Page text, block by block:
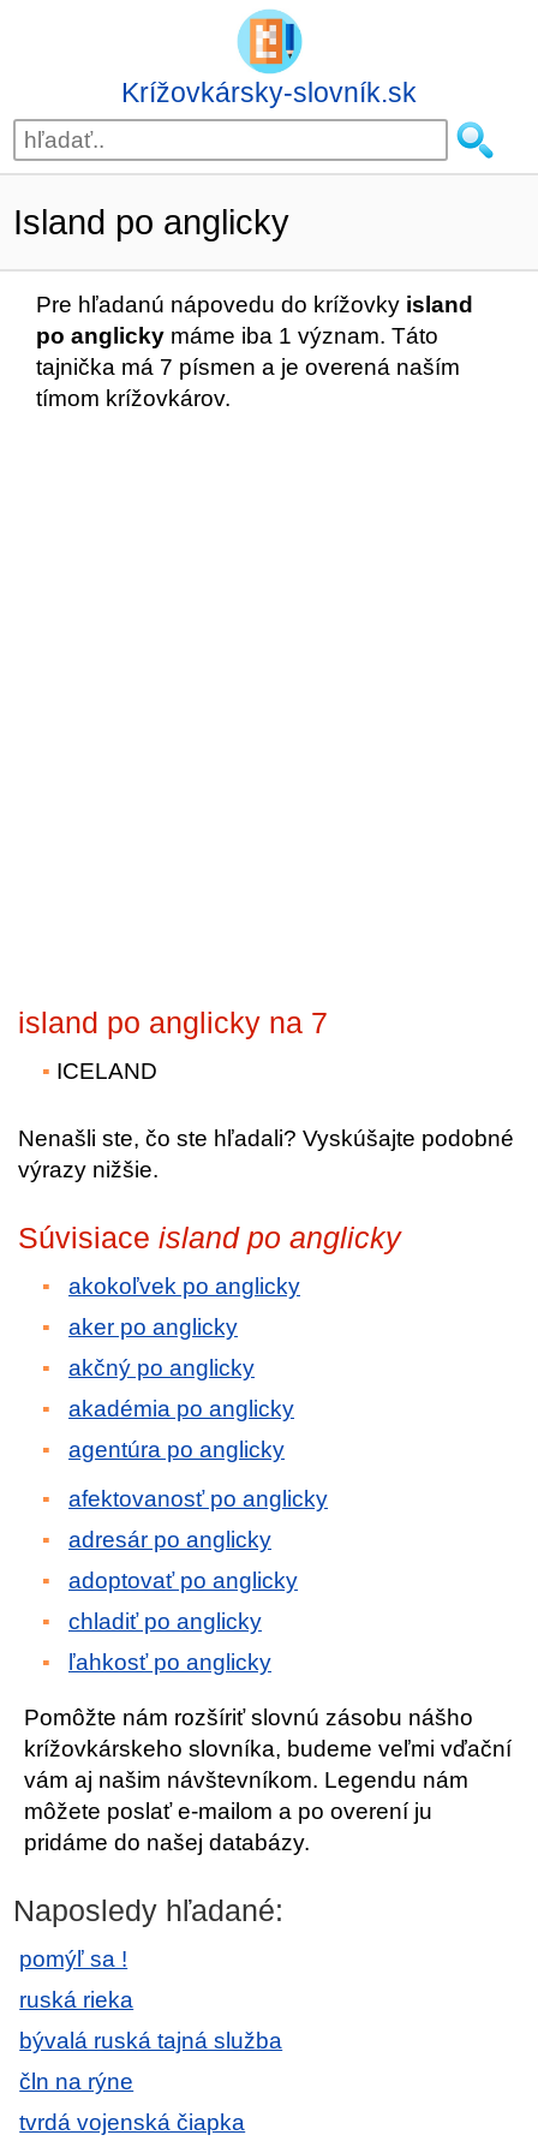
Krížovkársky-slovník.sk
Island po anglicky
Pre hľadanú nápovedu do krížovky island
po anglicky máme iba 1 význam. Táto
tajnička má 7 písmen a je overená naším
tímom krížovkárov.
island po anglicky na 7
ICELAND
Nenašli ste, čo ste hľadali? Vyskúšajte podobné
výrazy nižšie.
Súvisiace island po anglicky
akokoľvek po anglicky
aker po anglicky
akčný po anglicky
akadémia po anglicky
agentúra po anglicky
afektovanosť po anglicky
adresár po anglicky
adoptovať po anglicky
chladiť po anglicky
ľahkosť po anglicky
Pomôžte nám rozšíriť slovnú zásobu nášho
krížovkárskeho slovníka, budeme veľmi vďační
vám aj našim návštevníkom. Legendu nám
môžete poslať e-mailom a po overení ju
pridáme do našej databázy.
Naposledy hľadané:
pomýľ sa !
ruská rieka
bývalá ruská tajná služba
čln na rýne
tvrdá vojenská čiapka